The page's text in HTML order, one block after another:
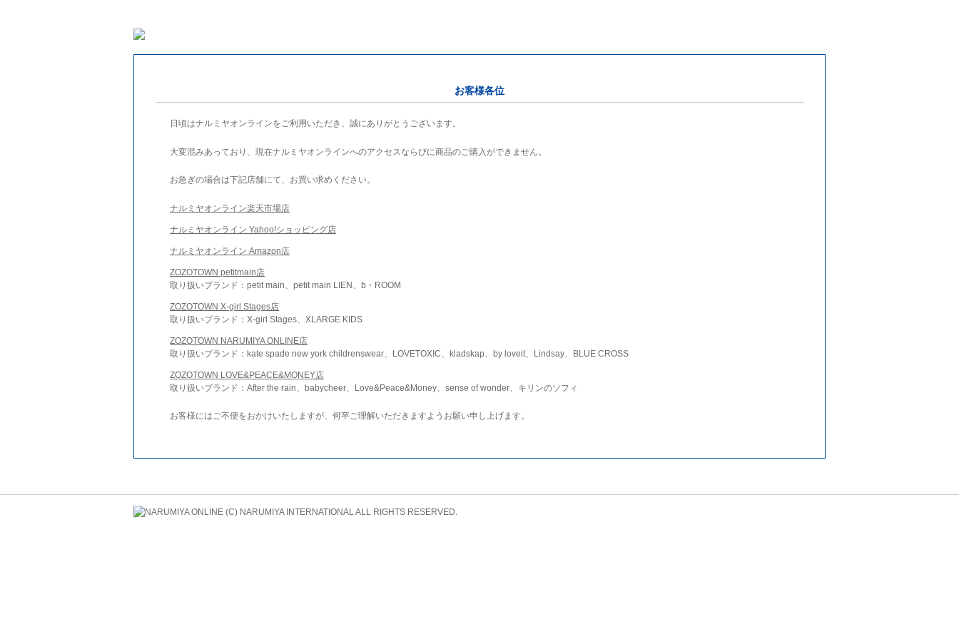
お客様各位
日頃はナルミヤオンラインをご利用いただき、誠にありがとうございます。
大変混みあっており、現在ナルミヤオンラインへのアクセスならびに商品のご購入ができません。
お急ぎの場合は下記店舗にて、お買い求めください。
ナルミヤオンライン楽天市場店
ナルミヤオンライン Yahoo!ショッピング店
ナルミヤオンライン Amazon店
ZOZOTOWN petitmain店
取り扱いブランド：petit main、petit main LIEN、b・ROOM
ZOZOTOWN X-girl Stages店
取り扱いブランド：X-girl Stages、XLARGE KIDS
ZOZOTOWN NARUMIYA ONLINE店
取り扱いブランド：kate spade new york childrenswear、LOVETOXIC、kladskap、by loveit、Lindsay、BLUE CROSS
ZOZOTOWN LOVE&PEACE&MONEY店
取り扱いブランド：After the rain、babycheer、Love&Peace&Money、sense of wonder、キリンのソフィ
お客様にはご不便をおかけいたしますが、何卒ご理解いただきますようお願い申し上げます。